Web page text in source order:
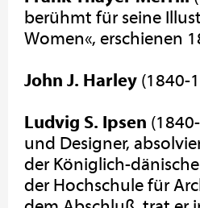
berühmt für seine
Women«, erschienen
John J. Harley (1840-
Ludvig S. Ipsen
und Designer,
der Königlich-
der Hochschule für